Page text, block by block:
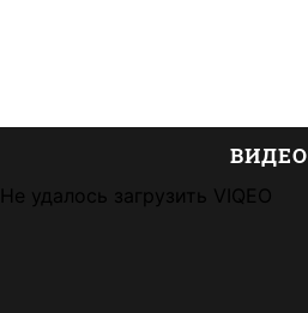
ВИДЕО
Не удалось загрузить VIQEO